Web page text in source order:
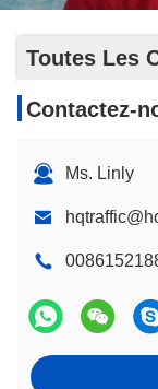
Toutes Les
Contactez-
Ms. Linly